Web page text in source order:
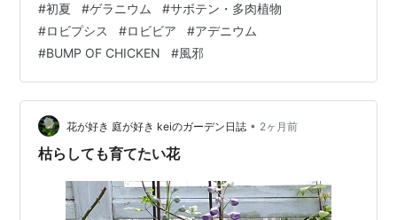
の方が聞いたことある方が多いかもです。 ゲラニウム サ
ングイネウム（Geranium sanguineum）ゲラニウム サン
グイネウム ‘アルバム’（Geranium sanguineum 'Album'）
上記の白花種。家のは少し背が高くなります。 ゲラニウ
ム…
#初夏 #ゲラニウム #サボテン・多肉植物
#ロビプシス #ロビビア #アデニウム
#BUMP OF CHICKEN #風邪
花が好き 庭が好き keiのガーデン日誌 • 2ヶ月前
枯らしても育てたい花